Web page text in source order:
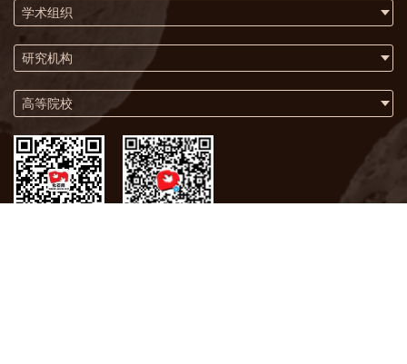
学术组织
研究机构
高等院校